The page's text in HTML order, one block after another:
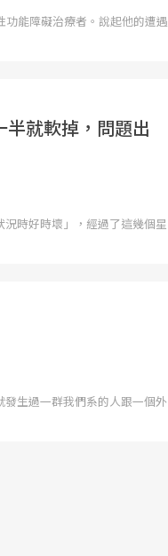
能障礙治療者。說起他的遭遇
就軟掉，問題出
時好時壞」，經過了這幾個星
生過一群我們系的人跟一個外